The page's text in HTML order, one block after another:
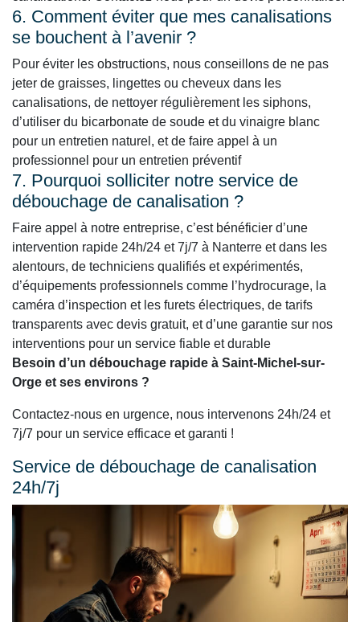
6. Comment éviter que mes canalisations
se bouchent à l’avenir ?
Pour éviter les obstructions, nous conseillons de ne pas
jeter de graisses, lingettes ou cheveux dans les
canalisations, de nettoyer régulièrement les siphons,
d’utiliser du bicarbonate de soude et du vinaigre blanc
pour un entretien naturel, et de faire appel à un
professionnel pour un entretien préventif
7. Pourquoi solliciter notre service de
débouchage de canalisation ?
Faire appel à notre entreprise, c’est bénéficier d’une
intervention rapide 24h/24 et 7j/7 à Nanterre et dans les
alentours, de techniciens qualifiés et expérimentés,
d’équipements professionnels comme l’hydrocurage, la
caméra d’inspection et les furets électriques, de tarifs
transparents avec devis gratuit, et d’une garantie sur nos
interventions pour un service fiable et durable
Besoin d’un débouchage rapide à Saint-Michel-sur-
Orge et ses environs ?
Contactez-nous en urgence, nous intervenons 24h/24 et
7j/7 pour un service efficace et garanti !
Service de débouchage de canalisation
24h/7j